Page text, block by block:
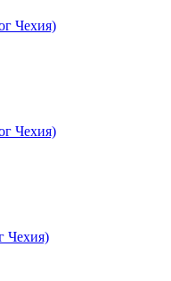
Чехия)
Чехия)
Чехия)